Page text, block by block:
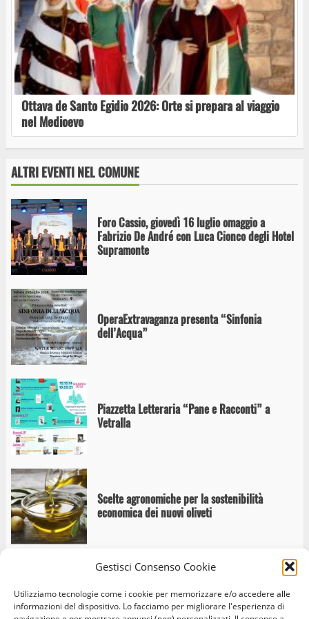
Gestisci Consenso Cookie
Utilizziamo tecnologie come i cookie per memorizzare e/o accedere alle
informazioni del dispositivo. Lo facciamo per migliorare l'esperienza di
Ottava de Santo Egidio 2026: Orte si prepara al viaggio
nel Medioevo
ALTRI EVENTI NEL COMUNE
Vetralla Summer Festival 2026
Daniele Cassioli alla Fattoria didattica Anthaia
Foro Cassio, giovedì 16 luglio omaggio a
Fabrizio De André con Luca Cionco degli Hotel
Supramonte
OperaExtravaganza presenta “Sinfonia
dell’Acqua”
Piazzetta Letteraria “Pane e Racconti” a
Vetralla
Scelte agronomiche per la sostenibilità
economica dei nuovi oliveti
ascolto” e “Amore e Coraggio – Ferentium
Civitas Splendidissima”